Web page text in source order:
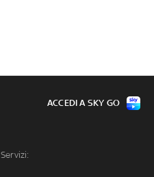
Servizi:
ACCEDI A SKY GO